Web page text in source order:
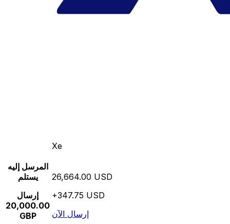
Xe
المرسل إليه
يستلم
إرسال
20,000.00
GBP
26,664.00 USD
+347.75 USD
إرسال الآن